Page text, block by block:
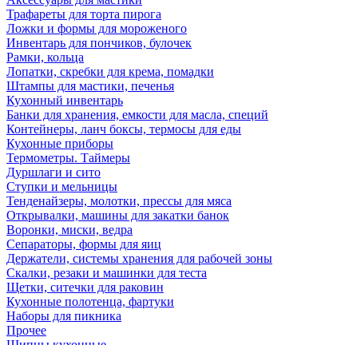
Трафареты для торта пирога
Ложки и формы для мороженого
Инвентарь для пончиков, булочек
Рамки, кольца
Лопатки, скребки для крема, помадки
Штампы для мастики, печенья
Кухонный инвентарь
Банки для хранения, емкости для масла, специй
Контейнеры, ланч боксы, термосы для еды
Кухонные приборы
Термометры. Таймеры
Дуршлаги и сито
Ступки и мельницы
Тенденайзеры, молотки, прессы для мяса
Открывалки, машины для закатки банок
Воронки, миски, ведра
Сепараторы, формы для яиц
Держатели, системы хранения для рабочей зоны
Скалки, резаки и машинки для теста
Щетки, ситечки для раковин
Кухонные полотенца, фартуки
Наборы для пикника
Прочее